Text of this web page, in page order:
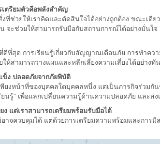
ตรียมตัวคือพลังสำคัญ
งที่ช่วยให้เราคิดและตัดสินใจได้อย่างถูกต้อง ขณะเดี
จะช่วยให้สามารถรับมือกับสถานการณ์ได้อย่างมั่นใจ
ดีที่สุด การเรียนรู้เกี่ยวกับสัญญาณเตือนภัย การทำค
ห้สามารถวางแผนและหลีกเลี่ยงความเสี่ยงได้อย่างทั
ง ปลอดภัยจากภัยพิบัติ
ยงหน้าที่ของบุคคลใดบุคคลหนึ่ง แต่เป็นภารกิจร่วม
นรู้” เพื่อแลกเปลี่ยนความรู้ด้านความปลอดภัย และ
ง แต่เราสามารถเตรียมพร้อมรับมือได้
าจควบคุมได้ แต่ด้วยการเตรียมความพร้อมและการ